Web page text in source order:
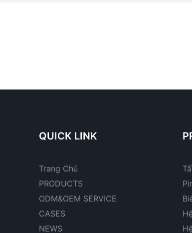
QUICK LINK
Trang Chủ
PRODUCTS
ODM&OEM SERVICE
CASES
NEWS